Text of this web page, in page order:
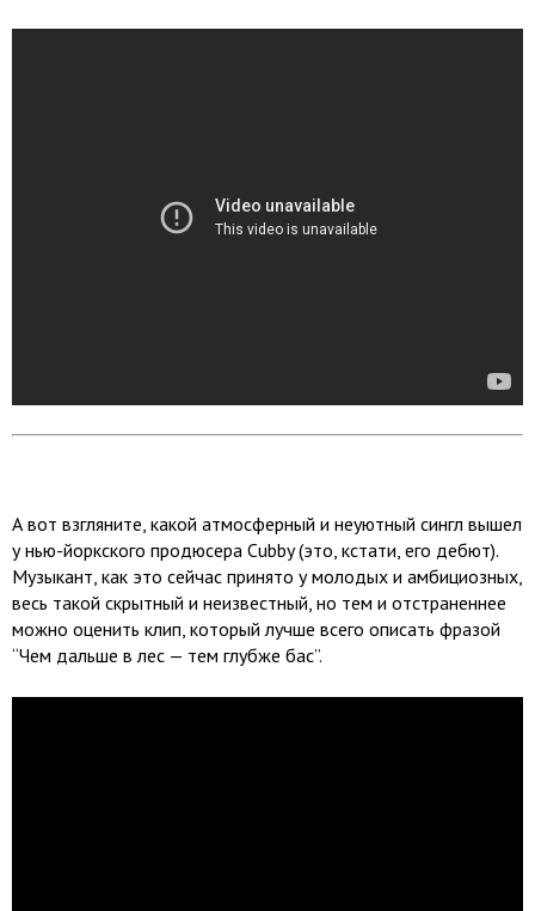
А вот взгляните, какой атмосферный и неуютный сингл вышел
у нью-йоркского продюсера Cubby (это, кстати, его дебют).
Музыкант, как это сейчас принято у молодых и амбициозных,
весь такой скрытный и неизвестный, но тем и отстраненнее
можно оценить клип, который лучше всего описать фразой
“Чем дальше в лес — тем глубже бас”.